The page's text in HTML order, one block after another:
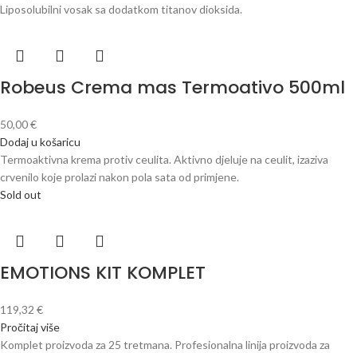
Liposolubilni vosak sa dodatkom titanov dioksida.
Robeus Crema mas Termoativo 500ml
50,00€
Dodaj u košaricu
Termoaktivna krema protiv ceulita. Aktivno djeluje na ceulit, izaziva
crvenilo koje prolazi nakon pola sata od primjene.
Sold out
EMOTIONS KIT KOMPLET
119,32 €
Pročitaj više
Komplet proizvoda za 25 tretmana. Profesionalna linija proizvoda za